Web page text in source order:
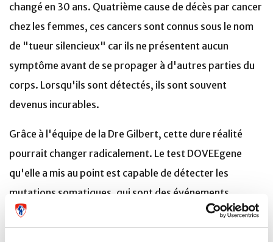
changé en 30 ans. Quatrième cause de décès par cancer
chez les femmes, ces cancers sont connus sous le nom
de "tueur silencieux" car ils ne présentent aucun
symptôme avant de se propager à d'autres parties du
corps. Lorsqu'ils sont détectés, ils sont souvent
devenus incurables.
Grâce à l'équipe de la Dre Gilbert, cette dure réalité
pourrait changer radicalement. Le test DOVEEgene
qu'elle a mis au point est capable de détecter les
mutations somatiques, qui sont des événements
précoces dans le développement du cancer. Utilisé
comme test de routine, il pourrait permettre aux